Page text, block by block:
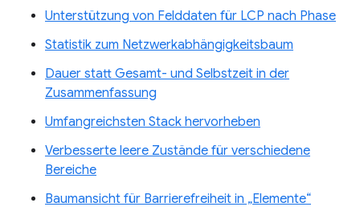
Unterstützung von Felddaten für LCP nach Phase
Statistik zum Netzwerkabhängigkeitsbaum
Dauer statt Gesamt- und Selbstzeit in der
Zusammenfassung
Umfangreichsten Stack hervorheben
Verbesserte leere Zustände für verschiedene
Bereiche
Baumansicht für Barrierefreiheit in „Elemente“